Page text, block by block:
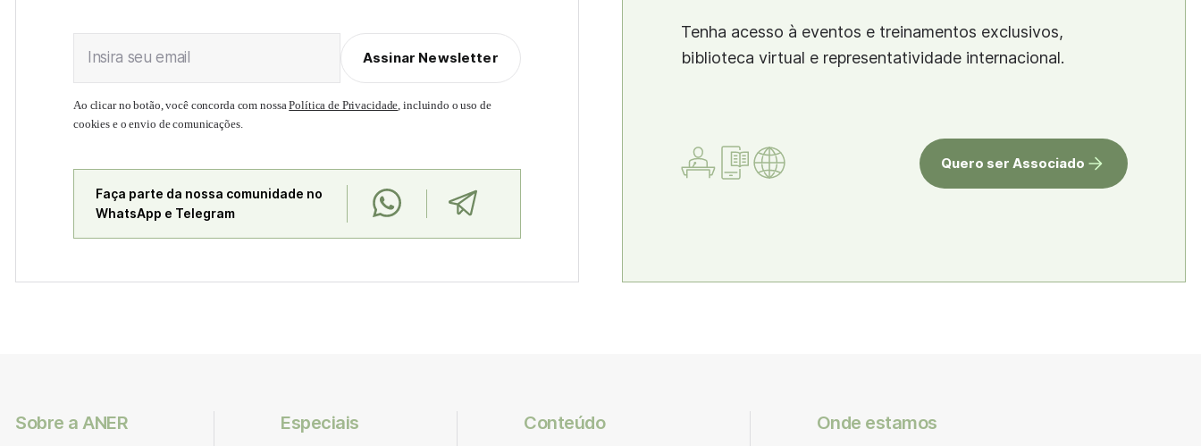
Insira seu email Assinar Newsletter
Ao clicar no botão, você concorda com nossaPolítica de Privacidade, incluindo o uso de
cookies e o envio de comunicações.
Faça parte da nossa comunidade no
WhatsApp e Telegram
Tenha acesso à eventos e treinamentos exclusivos,
biblioteca virtual e representatividade internacional.
Quero ser Associado
Sobre a ANER Especiais Conteúdo Onde estamos